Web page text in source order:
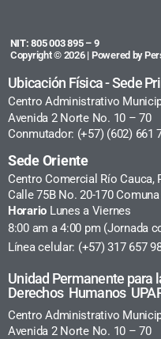
NIT: 805 003 895 – 9
Copyright © 2026 | Powered by
Ubicación Física - Sede
Centro Administrativo
Avenida 2 Norte No. 10 – 70
Conmutador: (+57) (602) 661
Sede Oriente
Centro Comercial Río Cauca,
Calle 75B No. 20-170 Comuna
Horario Lunes a Viernes
8:00 am a 4:00 pm (Jornada
Línea celular: (+57) 317 657
Unidad Permanente para
Derechos Humanos
Centro Administrativo
Avenida 2 Norte No. 10 – 70